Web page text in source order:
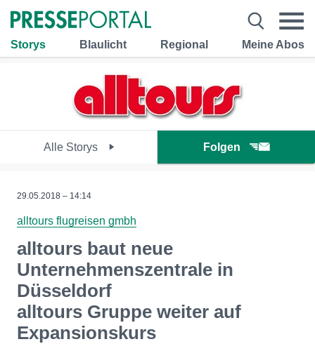
Storys Blaulicht Regional Meine Abos
Alle Storys Folgen
29.05.2018 – 14:14
alltours flugreisen gmbh
alltours baut neue
Unternehmenszentrale in
Düsseldorf
alltours Gruppe weiter auf
Expansionskurs